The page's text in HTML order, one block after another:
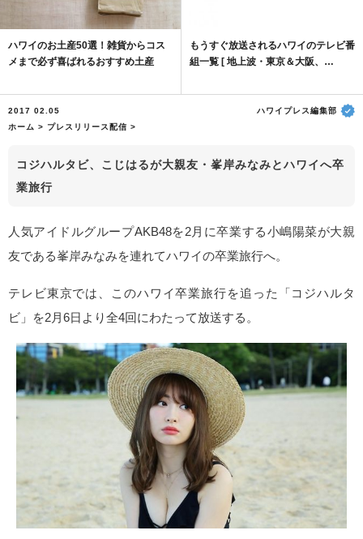
ハワイのお土産50選！雑貨からコス
メまで必ず喜ばれるおすすめ土産
もうすぐ放送されるハワイのテレビ番
組一覧 [ 地上波・東京＆大阪、…
2017 02.05
ハワイプレス編集部
ホーム > プレスリリース配信 >
コジハルタビ、こじはるが大親友・峯岸みなみとハワイへ卒
業旅行
人気アイドルグループAKB48を2月に卒業する小嶋陽菜が大親
友である峯岸みなみを連れてハワイの卒業旅行へ。
テレビ東京では、このハワイ卒業旅行を追った「コジハルタ
ビ」を2月6日より全4回にわたって放送する。